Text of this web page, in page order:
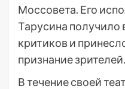
Моссовета. Его
Тарусина
критиков и
признание зрителей.
В течение своей